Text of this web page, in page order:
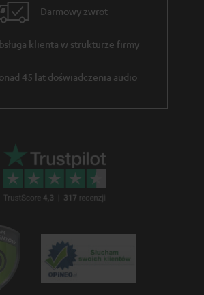
Darmowy zwrot
klienta w strukturze firmy
45 lat doświadczenia audio